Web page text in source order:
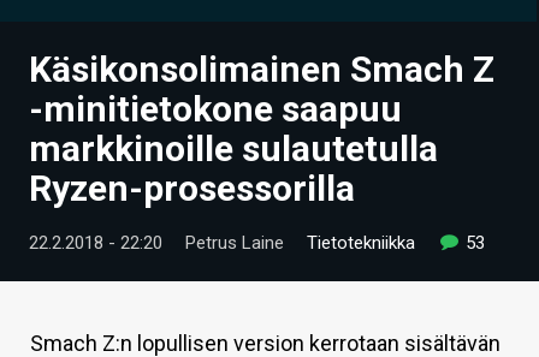
UUTISET
ARTIKKELIT
VIDEOT
TECHBBS
HINTA.FI
Käsikonsolimainen Smach Z
-minitietokone saapuu
markkinoille sulautetulla
Ryzen-prosessorilla
22.2.2018 - 22:20 Petrus Laine Tietotekniikka 53
Smach Z:n lopullisen version kerrotaan sisältävän